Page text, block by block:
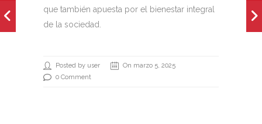
que también apuesta por el bienestar integral
de la sociedad.
Posted by user
On marzo 5, 2025
0 Comment